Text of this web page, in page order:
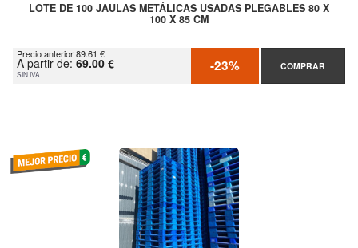
LOTE DE 100 JAULAS METÁLICAS USADAS PLEGABLES 80 X
100 X 85 CM
Precio anterior 89.61 €
A partir de: 69.00 €
SIN IVA -23% COMPRAR